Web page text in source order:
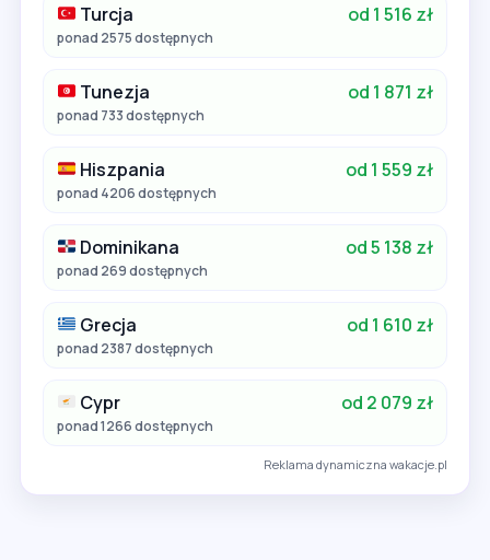
Turcja od 1 516 zł
ponad 2575 dostępnych
Tunezja od 1 871 zł
ponad 733 dostępnych
Hiszpania od 1 559 zł
ponad 4206 dostępnych
Dominikana od 5 138 zł
ponad 269 dostępnych
Grecja od 1 610 zł
ponad 2387 dostępnych
Cypr od 2 079 zł
ponad 1266 dostępnych
Reklama dynamiczna wakacje.pl